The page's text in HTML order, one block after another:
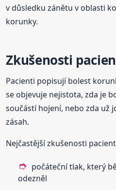
v důsledku zánětu v oblasti
korunky.
Zkušenosti
Pacienti popisují bolest
se objevuje nejistota, zda je
součástí hojení, nebo zda už
zásah.
Nejčastější zkušenosti
počáteční tlak, který
odezněl